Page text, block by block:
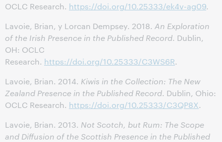
OCLC Research. https://doi.org/10.25333/ek4v-ag09.
Lavoie, Brian, y Lorcan Dempsey. 2018. An Exploration
of the Irish Presence in the Published Record. Dublin,
OH: OCLC
Research. https://doi.org/10.25333/C3WS6R.
Lavoie, Brian. 2014. Kiwis in the Collection: The New
Zealand Presence in the Published Record. Dublin, Ohio:
OCLC Research. https://doi.org/10.25333/C3QP8X.
Lavoie, Brian. 2013. Not Scotch, but Rum: The Scope
and Diffusion of the Scottish Presence in the Published